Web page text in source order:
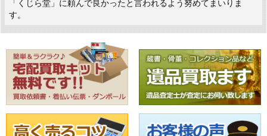
「くじら堂」に頼んで良かったと言われるよう努めてまいりま
す。